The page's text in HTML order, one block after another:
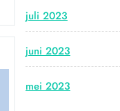
juli 2023
juni 2023
mei 2023